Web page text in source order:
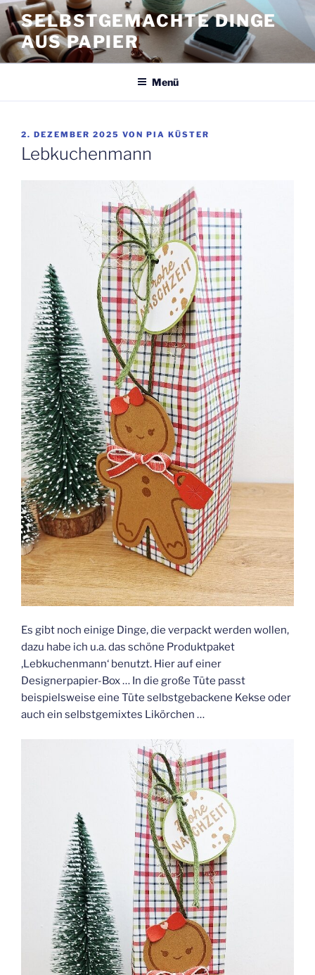
Zum
Inhalt
springen
SELBSTGEMACHTE DINGE
AUS PAPIER
Menü
VERÖFFENTLICHT
AM
2. DEZEMBER 2025 VON PIA KÜSTER
Lebkuchenmann
Es gibt noch einige Dinge, die verpackt werden wollen,
dazu habe ich u.a. das schöne Produktpaket
‚Lebkuchenmann‘ benutzt. Hier auf einer
Designerpapier-Box … In die große Tüte passt
beispielsweise eine Tüte selbstgebackene Kekse oder
auch ein selbstgemixtes Likörchen …